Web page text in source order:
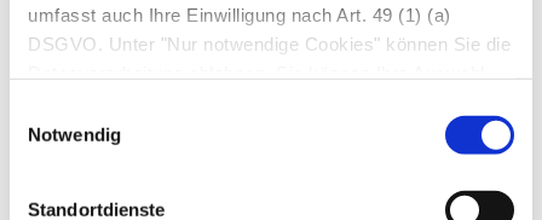
umfasst auch Ihre Einwilligung nach Art. 49 (1) (a)
DSGVO. Unter "Nur notwendige Cookies" können Sie die
Notwendig
Standortdienste
Bogen zur Bauchwand (links seitlich im Bild), um dann
im Leistenkanal wieder in die Bauch- und Beckenhöhle
einzutreten und die Prostata zu erreichen. Dieser
Hoden zunächst in der Bauchhöhle angelegt sind, und
Hodensack wandern.